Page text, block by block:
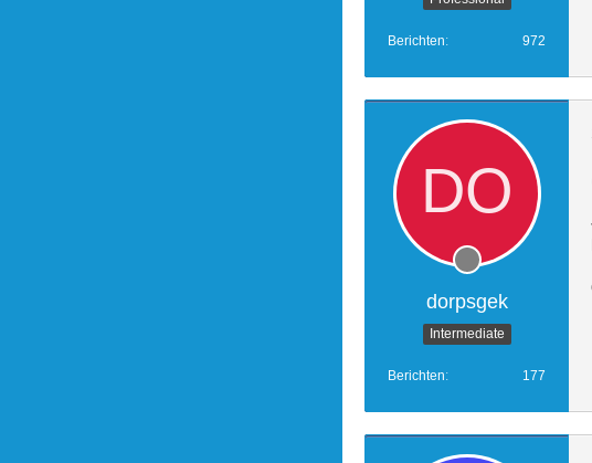
Berichten 972
dorpsgek
Intermediate
Berichten 177